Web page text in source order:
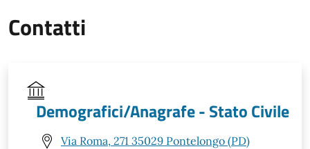
Contatti
Demografici/Anagrafe - Stato Civile
Via Roma, 271 35029 Pontelongo (PD)